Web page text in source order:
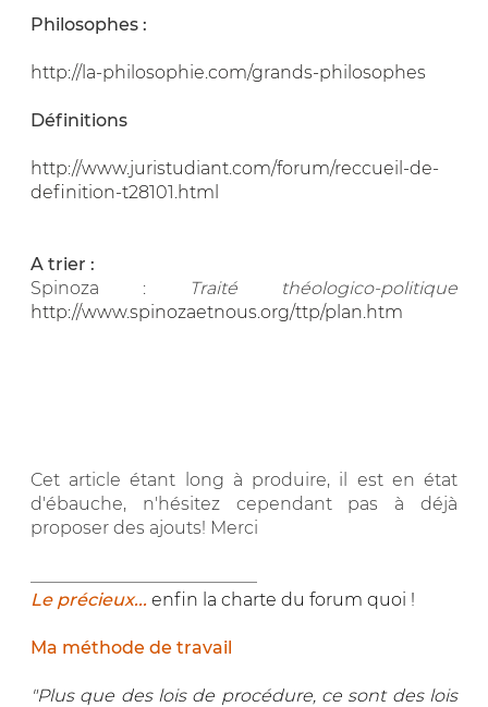
Philosophes :
http://la-philosophie.com/grands-philosophes
Définitions
http://www.juristudiant.com/forum/reccueil-de-
definition-t28101.html
A trier :
Spinoza : Traité théologico-politique
http://www.spinozaetnous.org/ttp/plan.htm
Cet article étant long à produire, il est en état
d'ébauche, n'hésitez cependant pas à déjà
proposer des ajouts! Merci
Le précieux... enfin la charte du forum quoi !
Ma méthode de travail
"Plus que des lois de procédure, ce sont des lois